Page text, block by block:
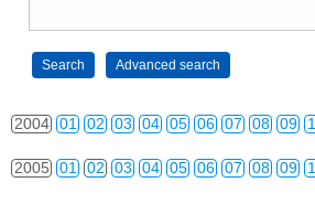
2002 01 02 03 04 05 06 07 08 09
2003 01 02 03 04 05 06 07
2004 01 02 03 04 05 06 07 08 09
2005 01 02 03 04 05 06 07 08 09